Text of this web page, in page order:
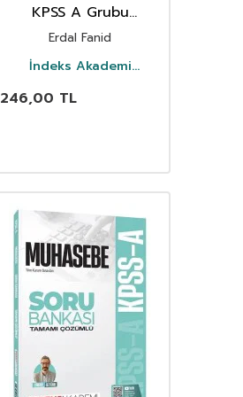
KPSS A Grubu
Anayasa Hukuku
Video Ders Notları
Erdal Fanid
İndeks Akademi
246,00 TL